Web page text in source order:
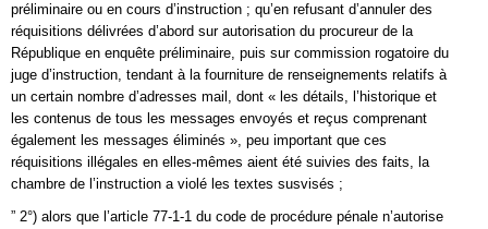
préliminaire ou en cours d’instruction ; qu’en refusant d’annuler des
réquisitions délivrées d’abord sur autorisation du procureur de la
République en enquête préliminaire, puis sur commission rogatoire du
juge d’instruction, tendant à la fourniture de renseignements relatifs à
un certain nombre d’adresses mail, dont « les détails, l’historique et
les contenus de tous les messages envoyés et reçus comprenant
également les messages éliminés », peu important que ces
réquisitions illégales en elles-mêmes aient été suivies des faits, la
chambre de l’instruction a violé les textes susvisés ;
” 2°) alors que l’article 77-1-1 du code de procédure pénale n’autorise